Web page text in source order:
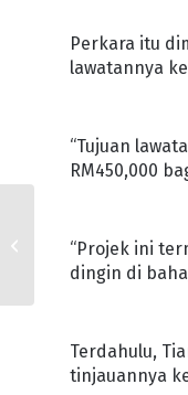
Perkara itu
lawatannya
“Tujuan
RM450,000
“Projek ini
dingin di
Terdahulu,
tinjauannya
TOKEN DI SOCIOS.COM
5 JULAI INI